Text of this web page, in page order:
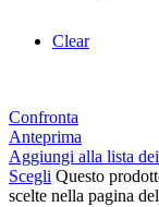
Clear
Confronta
Anteprima
Aggiungi alla lista
Scegli Questo
scelte nella pagina